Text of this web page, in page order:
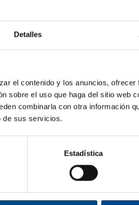
Detalles
el contenido y los anuncios,
sobre el uso que haga del sitio web
combinarla con otra información
de sus servicios.
Estadística
se colocan en los pies para aumentar la
como los peces y los delfines. Las aletas
y estilos para adaptarse a diferentes niveles
la superficie de empuje de los pies, lo que